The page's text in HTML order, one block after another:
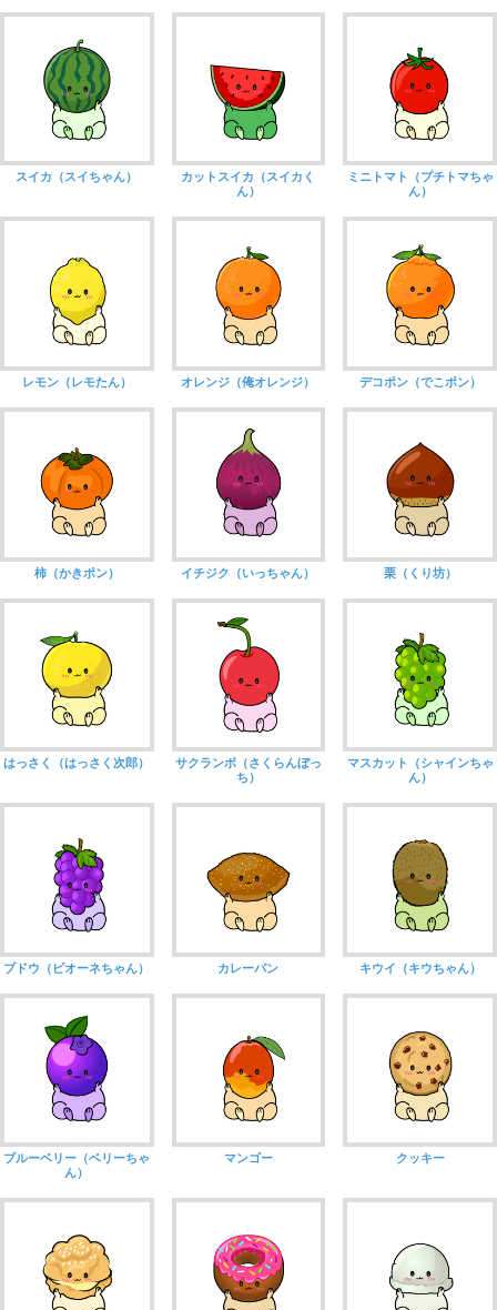
スイカ（スイちゃん）
カットスイカ（スイカく
ん）
ミニトマト（プチトマちゃ
ん）
レモン（レモたん） オレンジ（俺オレンジ） デコポン（でこポン）
柿（かきポン） イチジク（いっちゃん） 栗（くり坊）
はっさく（はっさく次郎）
サクランボ（さくらんぼっ
ち）
マスカット（シャインちゃ
ん）
ブドウ（ピオーネちゃん） カレーパン キウイ（キウちゃん）
ブルーベリー（ベリーちゃ
ん）
マンゴー クッキー